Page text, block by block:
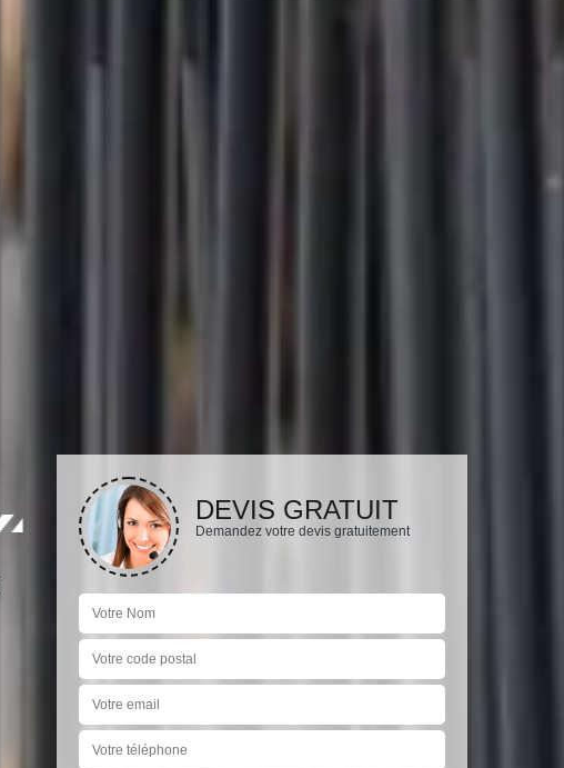
DEVIS GRATUIT
Demandez votre devis gratuitement